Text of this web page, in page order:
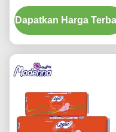
Napkins Parfum
Untuk Penggunaan
Siang Hari
Dapatkan Harga